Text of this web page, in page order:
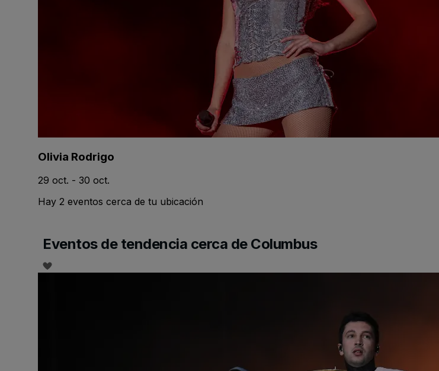
Olivia Rodrigo
29 oct. - 30 oct.
Hay 2 eventos cerca de tu ubicación
Eventos de tendencia cerca de Columbus